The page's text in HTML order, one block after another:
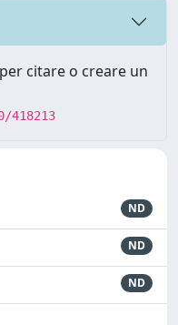
citare o creare un
ND
ND
ND